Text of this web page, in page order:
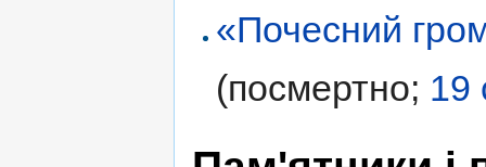
«Почесний
(посмертно; 19